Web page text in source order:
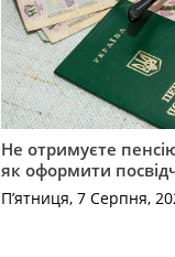
Не отримуєте
як оформити
П’ятниця, 7 Серпня,